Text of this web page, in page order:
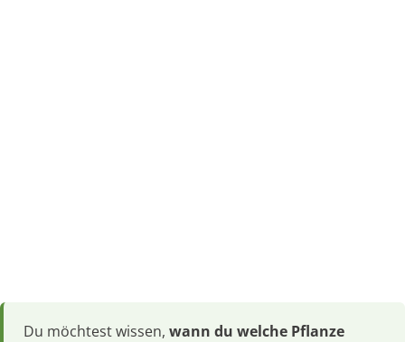
Du möchtest wissen, wann du welche Pflanze